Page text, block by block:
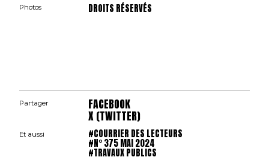
Photos DROITS RÉSERVÉS
Partager FACEBOOK
X (TWITTER)
Et aussi #COURRIER DES LECTEURS
#N° 375 MAI 2024
#TRAVAUX PUBLICS